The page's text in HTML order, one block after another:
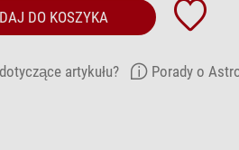
DO KOSZYKA
artykułu? Porady o